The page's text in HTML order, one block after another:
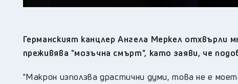
Германският канцлер Ангела Меркел отхвърли
преживява "мозъчна смърт", като заяви, че
"Макрон използва драстични думи, това не е